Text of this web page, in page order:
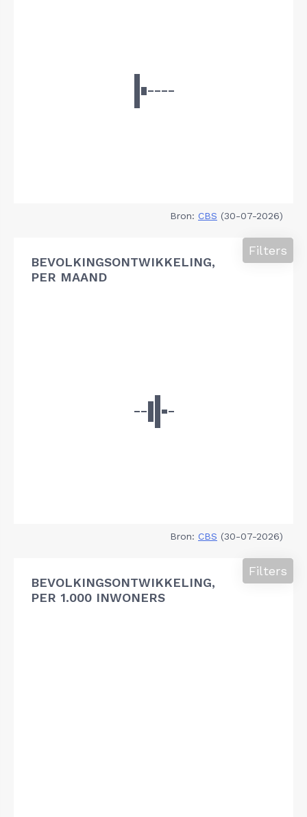
Bron: CBS (30-07-2026)
BEVOLKINGSONTWIKKELING,
PER MAAND
Filters
Bron: CBS (30-07-2026)
BEVOLKINGSONTWIKKELING,
PER 1.000 INWONERS
Filters